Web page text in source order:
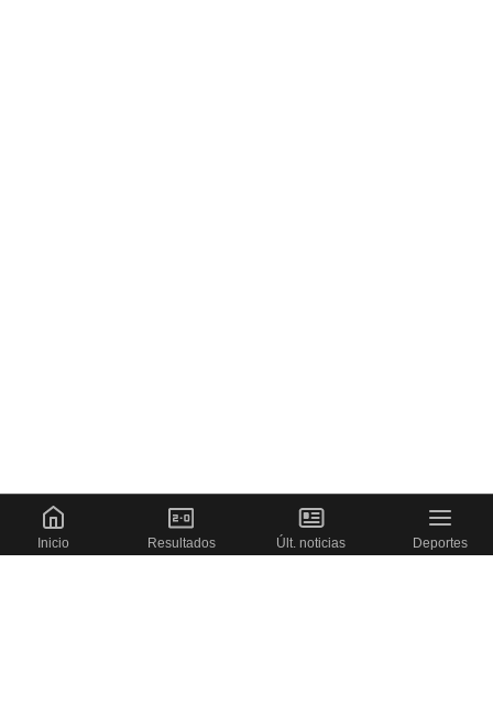
Inicio Resultados Últ. noticias Deportes